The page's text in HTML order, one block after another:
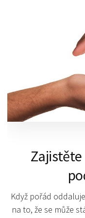
Když pořád
na to, že se může